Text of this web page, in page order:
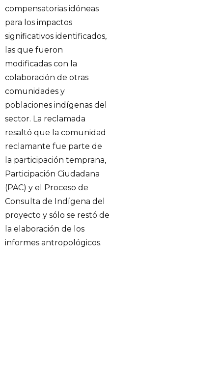
compensatorias idóneas
para los impactos
significativos identificados,
las que fueron
modificadas con la
colaboración de otras
comunidades y
poblaciones indígenas del
sector. La reclamada
resaltó que la comunidad
reclamante fue parte de
la participación temprana,
Participación Ciudadana
(PAC) y el Proceso de
Consulta de Indígena del
proyecto y sólo se restó de
la elaboración de los
informes antropológicos.